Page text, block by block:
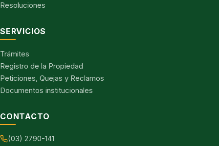
Resoluciones
SERVICIOS
Trámites
Registro de la Propiedad
Peticiones, Quejas y Reclamos
Documentos institucionales
CONTACTO
(03) 2790-141